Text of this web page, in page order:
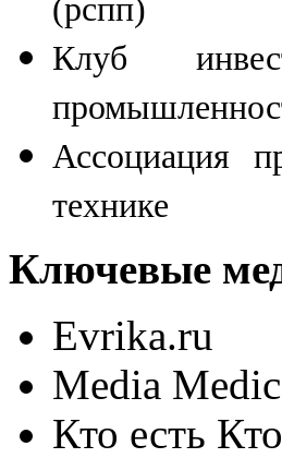
(рспп)
Клуб
Ассоциация
технике
Ключевые
Evrika.ru
Media
Кто есть